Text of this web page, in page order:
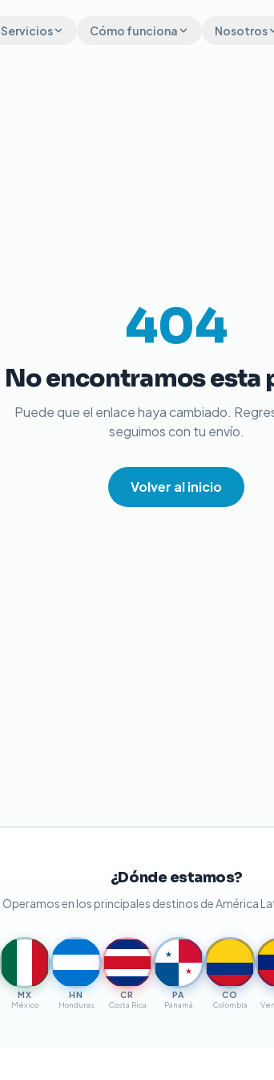
Servicios Cómo funciona Nosotros
404
No encontramos esta
Puede que el enlace haya cambiado.
seguimos con tu envío.
Volver al inicio
¿Dónde estamos?
Operamos en los principales destinos de América
MX
México
HN
Honduras
CR
Costa Rica
★
★
PA
Panamá
CO
Colombia